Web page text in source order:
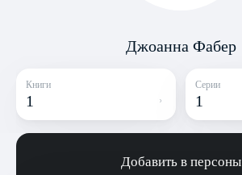
Джоанна Фабер
Книги
1
Серии
1
Добавить в персоны